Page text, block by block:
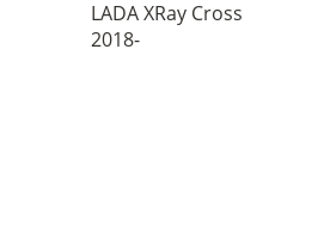
LADA XRay Cross
2018-